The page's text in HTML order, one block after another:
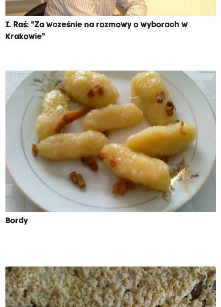
I. Raś: "Za wcześnie na rozmowy o wyborach w
Krakowie"
Bordy